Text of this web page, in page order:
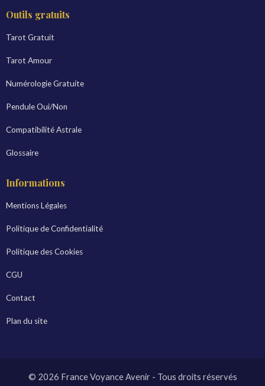
Outils gratuits
Tarot Gratuit
Tarot Amour
Numérologie Gratuite
Pendule Oui/Non
Compatibilité Astrale
Glossaire
Informations
Mentions Légales
Politique de Confidentialité
Politique des Cookies
CGU
Contact
Plan du site
© 2026 France Voyance Avenir - Tous droits réservés